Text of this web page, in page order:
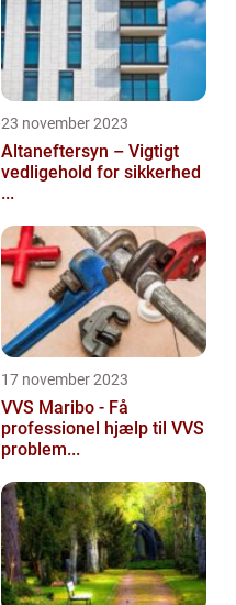
23 november 2023
Altaneftersyn – Vigtigt
vedligehold for sikkerhed
...
17 november 2023
VVS Maribo - Få
professionel hjælp til VVS
problem...